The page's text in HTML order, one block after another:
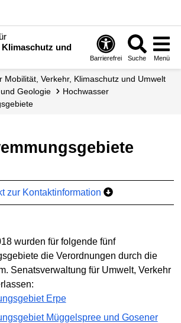
Klimaschutz und
Barrierefrei Suche Menü
Mobilität, Verkehr, Klimaschutz und Umwelt
und Geologie
Hochwasser
zur Kontaktinformation
wurden für folgende fünf
die Verordnungen durch die
Senatsverwaltung für Umwelt, Verkehr
Erpe
Müggelspree und Gosener